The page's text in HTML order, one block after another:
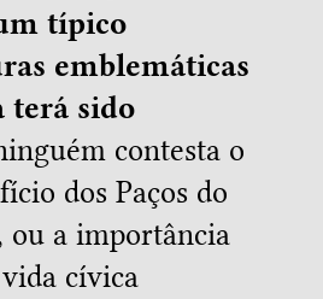
típico
emblemáticas
terá sido
contesta o
dos Paços do
ou a importância
cívica